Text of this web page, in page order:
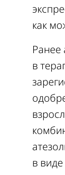
как
Ранее
в
в